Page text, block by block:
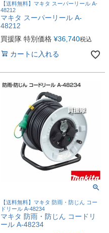
【送料無料】マキタ スーパーリール A-
48212
マキタ スーパーリール A-
48212
買援隊 特別価格 ¥36,740税込
カートに入れる
【送料無料】マキタ 防雨・防じん コー
ドリール A-48234
マキタ 防雨・防じん コードリ
ール A-48234